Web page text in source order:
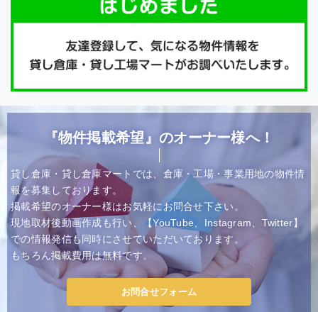
『物件掲載希望』のオーナー様へ！
貸し倉庫・貸し倉庫マートでは、倉庫・工場・事業用地の物件情
報を募集しております。
掲載希望のオーナー様はお気軽にお問合せ下さい。
現地取材後動画作成も行い、【YouTube、Instagram、Twitter】
での情報発信も同時にさせていただいております。
もちろん掲載費用は無料です。
お問合せフォーム